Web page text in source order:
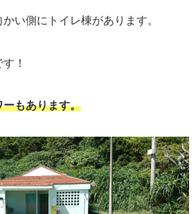
い側にトイレ棟があります。
す！
もあります。